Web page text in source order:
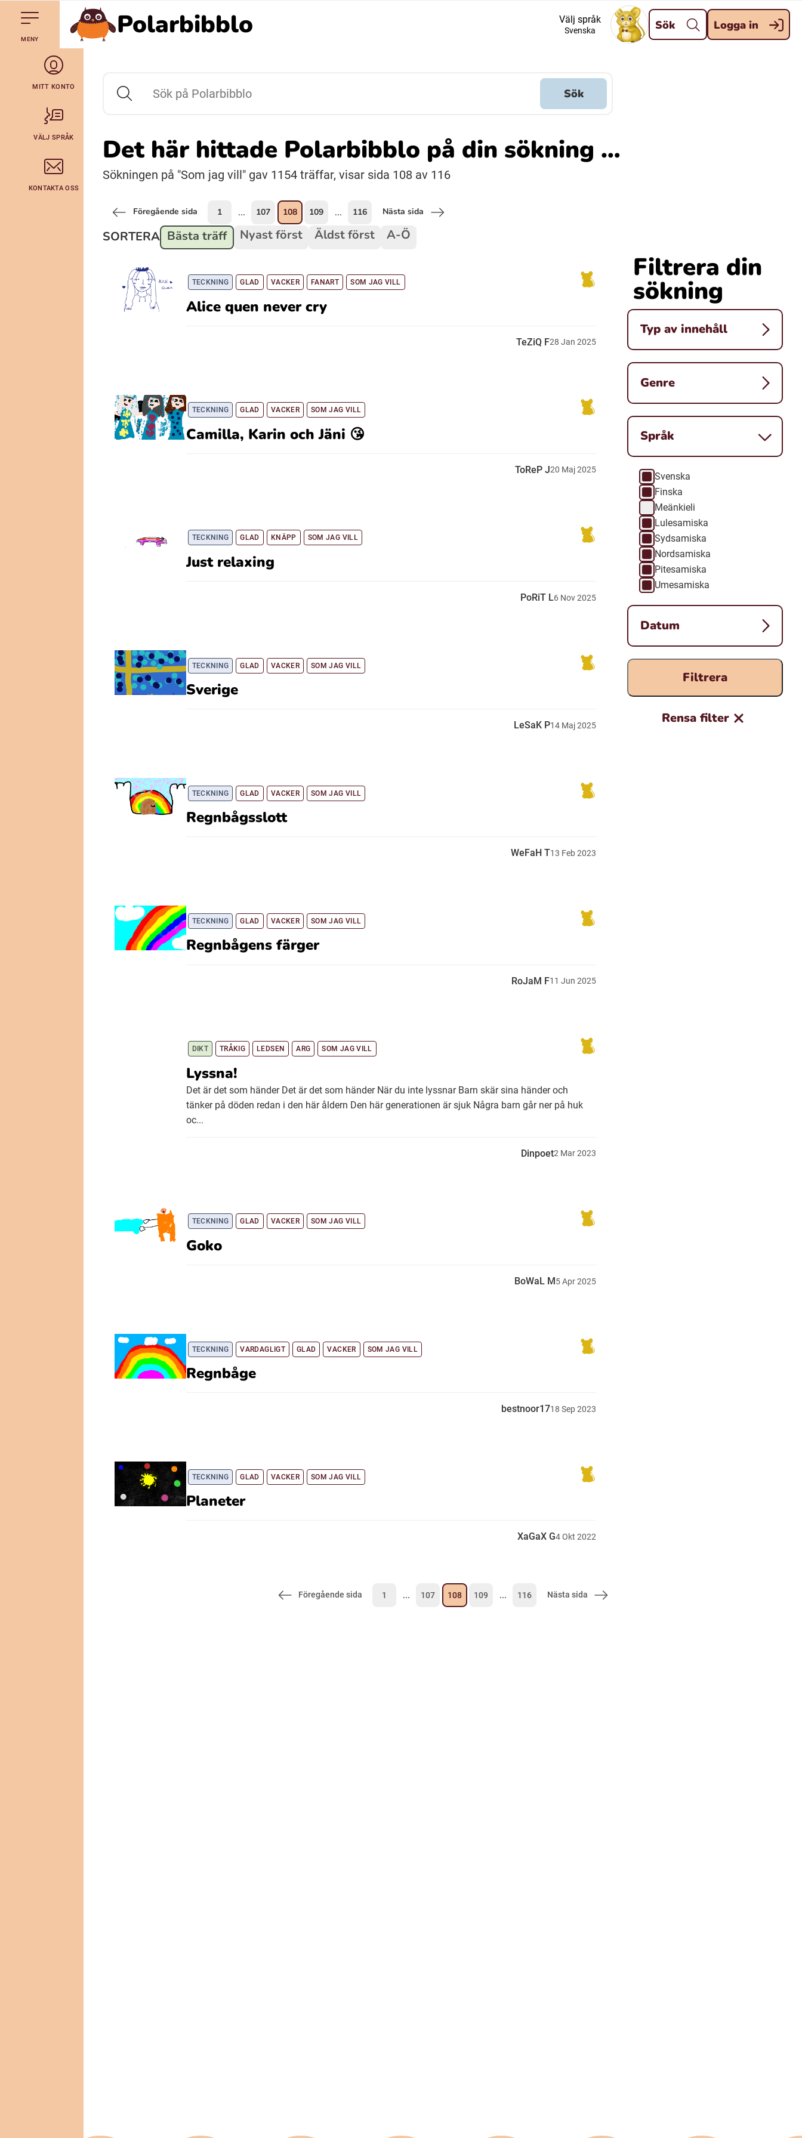
Till navigering av sidans innehåll
Hoppa till sidans huvudinnehåll Stäng
Davvisámegiella (Nordsamiska)
Bidumsámegiella (Pitesamiska)
Resanderomani (Romska) Kelderash (Romska)
Lovari (Romska)
MENY Gå till startsidanPolarbibblo Välj språk
Svenska Sök Logga in
MITT KONTO
VÄLJ SPRÅK
KONTAKTA OSS
Sök på Polarbibblo
Sök
Det här hittade Polarbibblo på din sökning …
Sökningen på "Som jag vill" gav 1154 träffar, visar sida 108 av 116
Filtrera din
sökning
Typ av innehåll
Genre
Språk
Språk
Svenska
Finska
Meänkieli
Lulesamiska
Sydsamiska
Nordsamiska
Pitesamiska
Umesamiska
Datum
Filtrera
Rensa filter
Föregående sida 1 ... 107 108 109 ... 116 Nästa sida
SORTERA Bästa träff Nyast först Äldst först A-Ö
TECKNING GLAD VACKER FANART SOM JAG VILL
Alice quen never cry
TeZiQ F28 Jan 2025
TECKNING GLAD VACKER SOM JAG VILL
Camilla, Karin och Jäni 😘
ToReP J20 Maj2025
TECKNING GLAD KNÄPP SOM JAG VILL
Just relaxing
PoRiT L6 Nov2025
TECKNING GLAD VACKER SOM JAG VILL
Sverige
LeSaK P14 Maj2025
TECKNING GLAD VACKER SOM JAG VILL
Regnbågsslott
WeFaH T13 Feb2023
TECKNING GLAD VACKER SOM JAG VILL
Regnbågens färger
RoJaM F11 Jun 2025
DIKT TRÅKIG LEDSEN ARG SOM JAG VILL
Lyssna!
Det är det som händer Det är det som händer När du inte lyssnar Barn skär sina händer och
tänker på döden redan i den här åldern Den här generationen är sjuk Några barn går ner på huk
oc...
Dinpoet2 Mar2023
TECKNING GLAD VACKER SOM JAG VILL
Goko
BoWaL M5Apr2025
TECKNING VARDAGLIGT GLAD VACKER SOM JAG VILL
Regnbåge
bestnoor1718 Sep2023
TECKNING GLAD VACKER SOM JAG VILL
Planeter
XaGaX G4Okt 2022
Föregående sida 1 ... 107 108 109 ... 116 Nästa sida